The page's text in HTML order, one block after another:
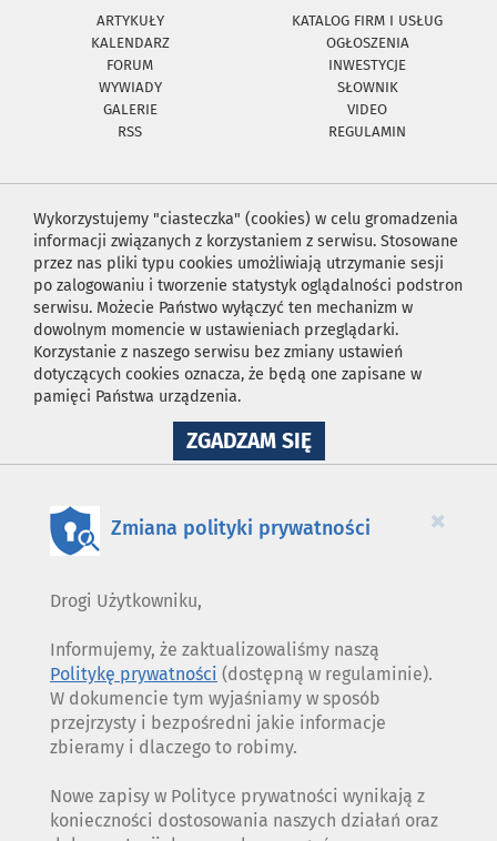
ARTYKUŁY
KATALOG FIRM I USŁUG
KALENDARZ
OGŁOSZENIA
FORUM
INWESTYCJE
WYWIADY
SŁOWNIK
GALERIE
VIDEO
RSS
REGULAMIN
Wykorzystujemy "ciasteczka" (cookies) w celu gromadzenia
informacji związanych z korzystaniem z serwisu. Stosowane
przez nas pliki typu cookies umożliwiają utrzymanie sesji
po zalogowaniu i tworzenie statystyk oglądalności podstron
serwisu. Możecie Państwo wyłączyć ten mechanizm w
dowolnym momencie w ustawieniach przeglądarki.
Korzystanie z naszego serwisu bez zmiany ustawień
dotyczących cookies oznacza, że będą one zapisane w
pamięci Państwa urządzenia.
ZGADZAM SIĘNA
WYKORZYSTANIE
×
Zmiana polityki prywatności
Drogi Użytkowniku,
Informujemy, że zaktualizowaliśmy naszą
Politykę prywatności (dostępną w regulaminie).
W dokumencie tym wyjaśniamy w sposób
przejrzysty i bezpośredni jakie informacje
zbieramy i dlaczego to robimy.
Nowe zapisy w Polityce prywatności wynikają z
konieczności dostosowania naszych działań oraz